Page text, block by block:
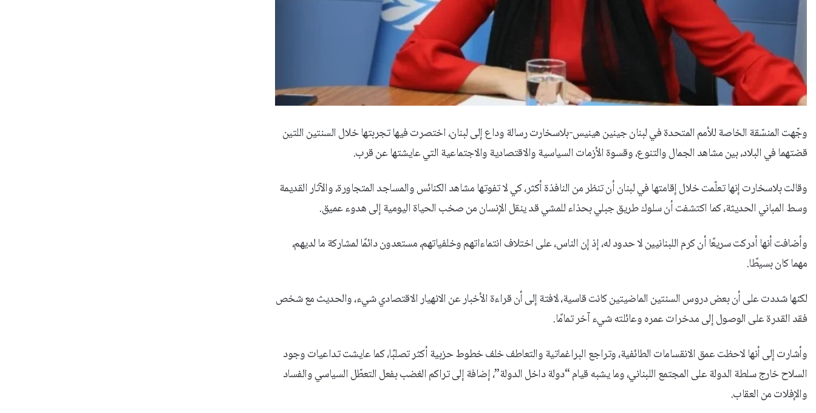
وجّهت المنسّقة الخاصة للأمم المتحدة في لبنان جينين هينيس-بلاسخارت رسالة وداع إلى لبنان، اختصرت فيها تجربتها خلال السنتين اللتين
قضتهما في البلاد، بين مشاهد الجمال والتنوع، وقسوة الأزمات السياسية والاقتصادية والاجتماعية التي عايشتها عن قرب.
وقالت بلاسخارت إنها تعلّمت خلال إقامتها في لبنان أن تنظر من النافذة أكثر، كي لا تفوتها مشاهد الكنائس والمساجد المتجاورة، والآثار القديمة
وسط المباني الحديثة، كما اكتشفت أن سلوك طريق جبلي بحذاء للمشي قد ينقل الإنسان من صخب الحياة اليومية إلى هدوء عميق.
وأضافت أنها أدركت سريعًا أن كرم اللبنانيين لا حدود له، إذ إن الناس، على اختلاف انتماءاتهم وخلفياتهم، مستعدون دائمًا لمشاركة ما لديهم،
مهما كان بسيطًا.
لكنها شددت على أن بعض دروس السنتين الماضيتين كانت قاسية، لافتة إلى أن قراءة الأخبار عن الانهيار الاقتصادي شيء، والحديث مع شخص
فقد القدرة على الوصول إلى مدخرات عمره وعائلته شيء آخر تمامًا.
وأشارت إلى أنها لاحظت عمق الانقسامات الطائفية، وتراجع البراغماتية والتعاطف خلف خطوط حزبية أكثر تصلبًا، كما عايشت تداعيات وجود
السلاح خارج سلطة الدولة على المجتمع اللبناني، وما يشبه قيام “دولة داخل الدولة”، إضافة إلى تراكم الغضب بفعل التعطّل السياسي والفساد
والإفلات من العقاب.